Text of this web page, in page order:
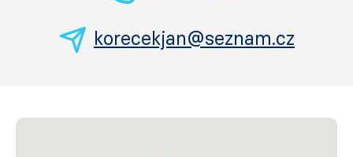
korecekjan@seznam.cz